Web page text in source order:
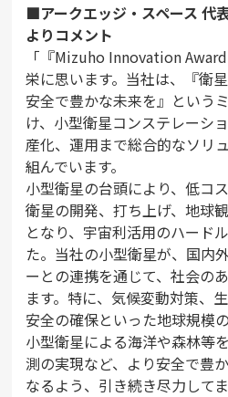
■アークエッジ・スペース 代
よりコメント
「『Mizuho Innovation
栄に思います。当社は、『衛
安全で豊かな未来を』という
け、小型衛星コンステレーシ
産化、運用まで総合的なソリ
組んでいます。
小型衛星の台頭により、低コ
衛星の開発、打ち上げ、地球
となり、宇宙利活用のハード
た。当社の小型衛星が、国内
ーとの連携を通じて、社会の
ます。特に、気候変動対策、
安全の確保といった地球規模
小型衛星による海洋や森林等
測の実現など、より安全で豊
なるよう、引き続き尽力してま